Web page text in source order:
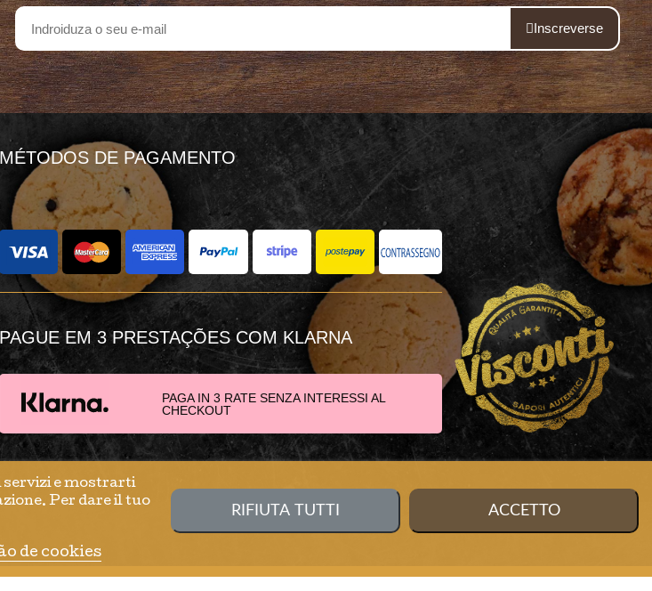
servizi e mostrarti
Per dare il tuo
de cookies
RIFIUTA TUTTI ACCETTO
Inscreverse
MÉTODOS DE PAGAMENTO
PAGUE EM 3 PRESTAÇÕES COM KLARNA
PAGA IN 3 RATE SENZA INTERESSI AL
CHECKOUT